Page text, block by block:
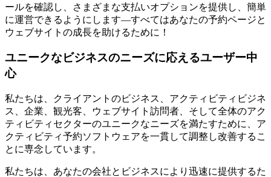
ールを確認し、さまざまな支払いオプションを提供し、簡単
に運営できるようにします—すべてはあなたの予約ページと
ウェブサイトの成長を助けるために！
ユニークなビジネスのニーズに応えるユーザー中
心
私たちは、クライアントのビジネス、アクティビティビジネ
ス、企業、観光客、ウェブサイト訪問者、そして全体のアク
ティビティセクターのユニークなニーズを満たすために、ア
クティビティ予約ソフトウェアを一貫して調整し改善するこ
とに専念しています。
私たちは、あなたの会社とビジネスにより迅速に提供するた